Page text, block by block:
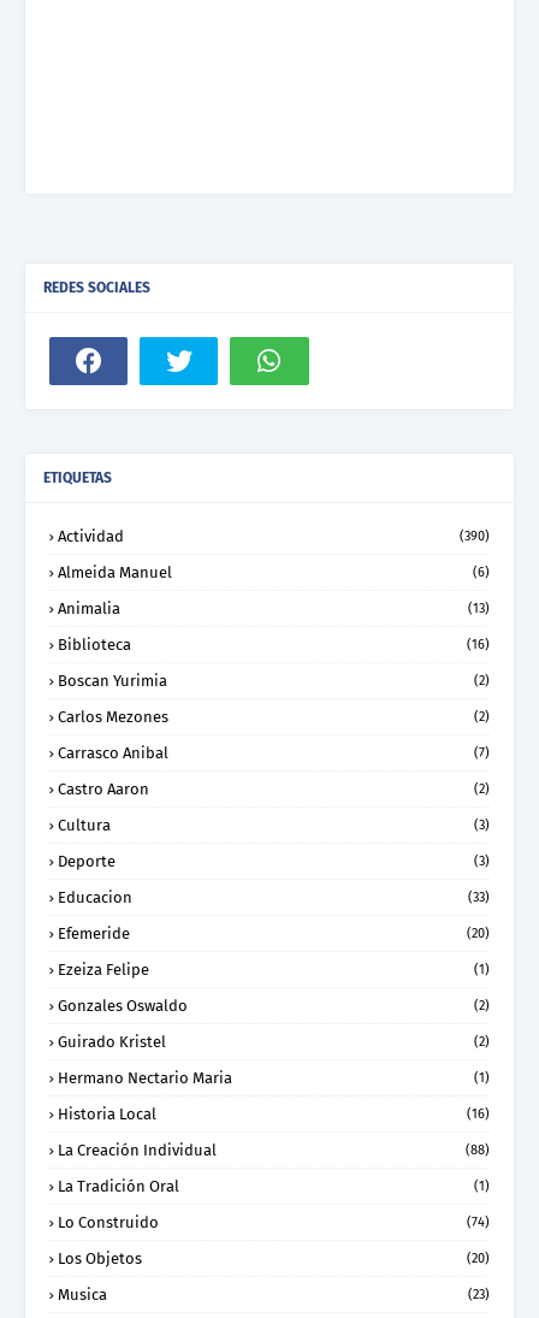
REDES SOCIALES
ETIQUETAS
Actividad (390)
Almeida Manuel (6)
Animalia (13)
Biblioteca (16)
Boscan Yurimia (2)
Carlos Mezones (2)
Carrasco Anibal (7)
Castro Aaron (2)
Cultura (3)
Deporte (3)
Educacion (33)
Efemeride (20)
Ezeiza Felipe (1)
Gonzales Oswaldo (2)
Guirado Kristel (2)
Hermano Nectario Maria (1)
Historia Local (16)
La Creación Individual (88)
La Tradición Oral (1)
Lo Construido (74)
Los Objetos (20)
Musica (23)